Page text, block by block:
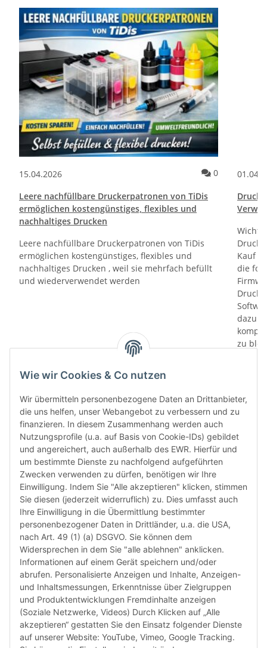
15.04.2026 Kommentare
0
Leere nachfüllbare Druckerpatronen von TiDis
ermöglichen kostengünstiges, flexibles und
nachhaltiges Drucken
Leere nachfüllbare Druckerpatronen von TiDis
ermöglichen kostengünstiges, flexibles und
nachhaltiges Drucken , weil sie mehrfach befüllt
und wiederverwendet werden
Kauf
die
dazu
zu
„6-
das
dass
Wie wir Cookies & Co nutzen
Wir übermitteln personenbezogene Daten an Drittanbieter,
die uns helfen, unser Webangebot zu verbessern und zu
finanzieren. In diesem Zusammenhang werden auch
Nutzungsprofile (u.a. auf Basis von Cookie-IDs) gebildet
und angereichert, auch außerhalb des EWR. Hierfür und
um bestimmte Dienste zu nachfolgend aufgeführten
Zwecken verwenden zu dürfen, benötigen wir Ihre
Einwilligung. Indem Sie "Alle akzeptieren" klicken, stimmen
Sie diesen (jederzeit widerruflich) zu. Dies umfasst auch
Ihre Einwilligung in die Übermittlung bestimmter
personenbezogener Daten in Drittländer, u.a. die USA,
nach Art. 49 (1) (a) DSGVO. Sie können dem
Widersprechen in dem Sie "alle ablehnen" anklicken.
Informationen auf einem Gerät speichern und/oder
abrufen. Personalisierte Anzeigen und Inhalte, Anzeigen-
und Inhaltsmessungen, Erkenntnisse über Zielgruppen
und Produktentwicklungen Fremdinhalte anzeigen
(Soziale Netzwerke, Videos) Durch Klicken auf „Alle
akzeptieren“ gestatten Sie den Einsatz folgender Dienste
auf unserer Website: YouTube, Vimeo, Google Tracking.